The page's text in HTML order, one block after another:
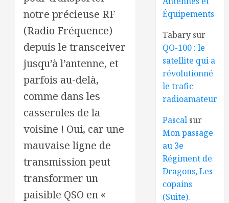
notre précieuse RF
(Radio Fréquence)
depuis le transceiver
jusqu’à l’antenne, et
parfois au-delà,
comme dans les
casseroles de la
voisine ! Oui, car une
mauvaise ligne de
transmission peut
transformer un
paisible QSO en «
Équipements
Tabary sur
QO-100 : le
satellite qui a
révolutionné
le trafic
radioamateur
Pascal sur
Mon passage
au 3e
Régiment de
Dragons, Les
copains
(Suite).